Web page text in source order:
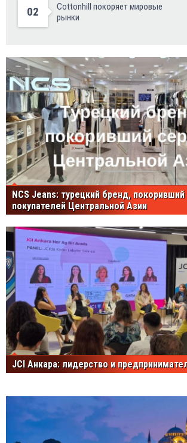
02
Cottonhill покоряет мировые
рынки
NCS Jeans: турецкий бренд,
покупателей Центральной Азии
JCI Анкара: лидерство и